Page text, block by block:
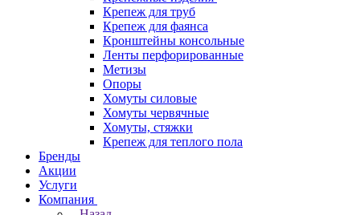
Крепеж для труб
Крепеж для фаянса
Кронштейны консольные
Ленты перфорированные
Метизы
Опоры
Хомуты силовые
Хомуты червячные
Хомуты, стяжки
Крепеж для теплого пола
Бренды
Акции
Услуги
Компания